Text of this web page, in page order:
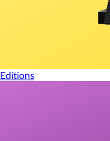
Editions